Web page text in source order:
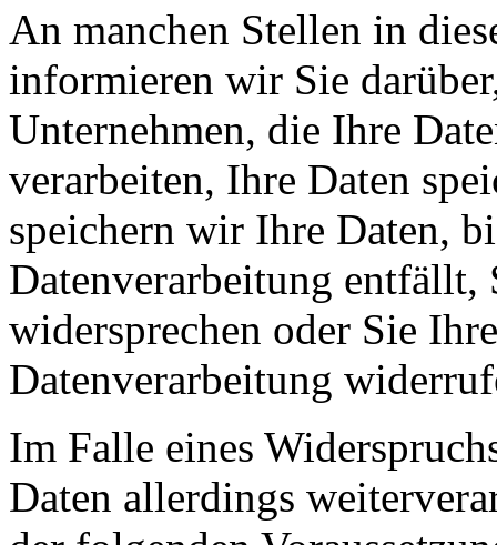
An manchen Stellen in
informieren wir Sie
Unternehmen, die Ihre
verarbeiten, Ihre Daten
speichern wir Ihre Daten,
Datenverarbeitung entfällt,
widersprechen oder Sie
Datenverarbeitung
Im Falle eines
Daten allerdings